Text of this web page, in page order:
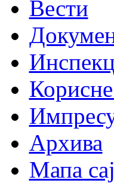
Вести
Архива
Мапа